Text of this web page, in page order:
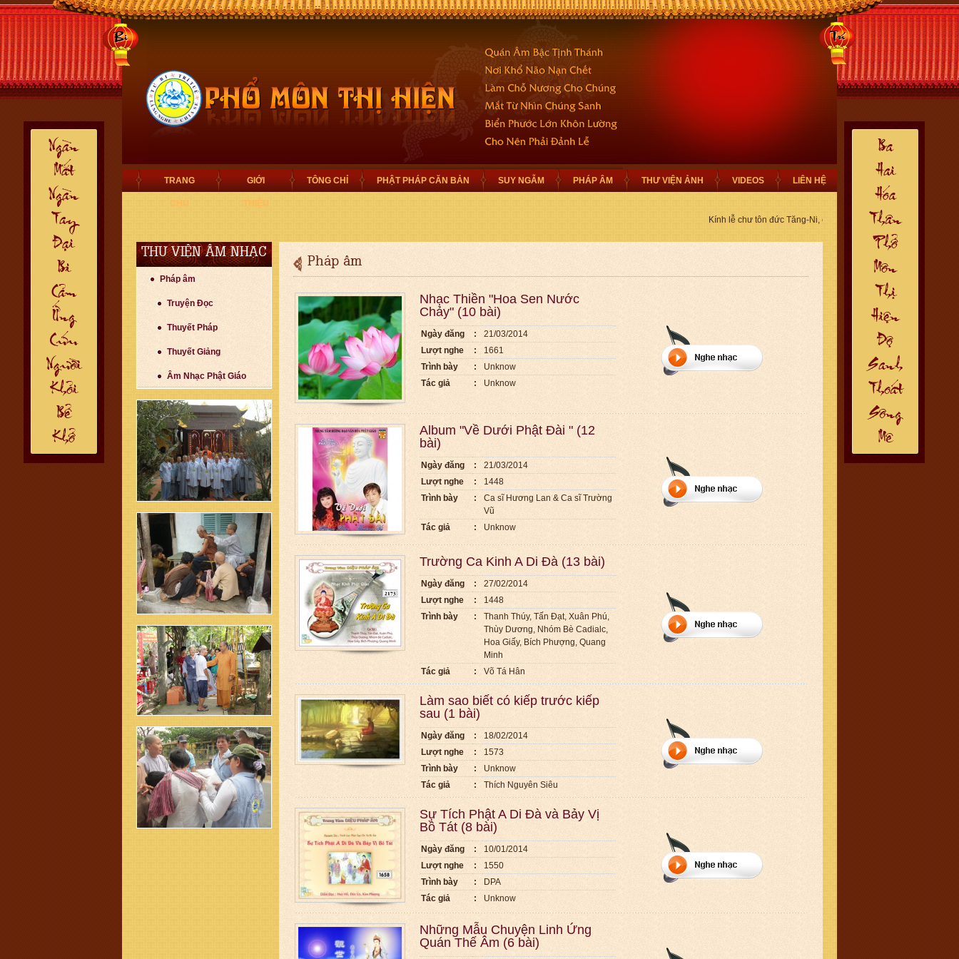
TRANG GIỚI
THIỆU
TÔNG CHỈ PHẬT PHÁP CĂN BẢN SUY NGẪM PHÁP ÂM THƯ VIỆN ẢNH VIDEOS LIÊN HỆ
Kính lễ chư tôn đức Tăng-Ni, chào mừng Quý Phật Tử thiện
THƯ VIỆN ÂM NHẠC
Pháp âm
Truyện Đọc
Thuyết Pháp
Thuyết Giảng
Âm Nhạc Phật Giáo
Pháp âm
Nhạc Thiền "Hoa Sen Nước
Chảy" (10 bài)
Ngày đăng :
21/03/2014
Lượt nghe
:
1661
Trình bày
:
Unknow
Tác giả
: Unknow
Album "Về Dưới Phật Đài " (12
bài)
Ngày đăng :
21/03/2014
Lượt nghe
:
1448
Trình bày
:
Ca sĩ Hương Lan & Ca sĩ Trường
Vũ
Tác giả
: Unknow
Trường Ca Kinh A Di Đà (13 bài)
Ngày đăng :
27/02/2014
Lượt nghe
:
1448
Trình bày
:
Thanh Thúy, Tấn Đạt, Xuân Phú,
Thùy Dương, Nhóm Bè Cadialc,
Hoa Giấy, Bích Phượng, Quang
Minh
Tác giả
: Võ Tá Hân
Làm sao biết có kiếp trước kiếp
sau (1 bài)
Ngày đăng :
18/02/2014
Lượt nghe
:
1573
Trình bày
:
Unknow
Tác giả
: Thích Nguyên Siêu
Sự Tích Phật A Di Đà và Bảy Vị
Bồ Tát (8 bài)
Ngày đăng :
10/01/2014
Lượt nghe
:
1550
Trình bày
:
DPA
Tác giả
: Unknow
Những Mẫu Chuyện Linh Ứng
Quán Thế Âm (6 bài)